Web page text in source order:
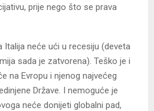
prije nego što se prava
Italija neće ući u recesiju (deveta
sada je zatvorena). Teško je i
na Evropu i njenog najvećeg
Države. I nemoguće je
neće donijeti globalni pad,